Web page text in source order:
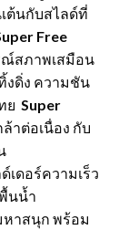
ต้นกับสไลด์ที่
Free
ณ์สภาพเสมือน
งดิ่ง ความชัน
ย Super
าต่อเนื่อง กับ
เดอร์ความเร็ว
นน้ำ
หาสนุก พร้อม